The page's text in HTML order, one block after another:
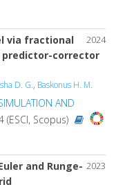
2024
via fractional
predictor-corrector
D. G., Baskonus H. M.
AND
(ESCI, Scopus)
2023
and Runge-